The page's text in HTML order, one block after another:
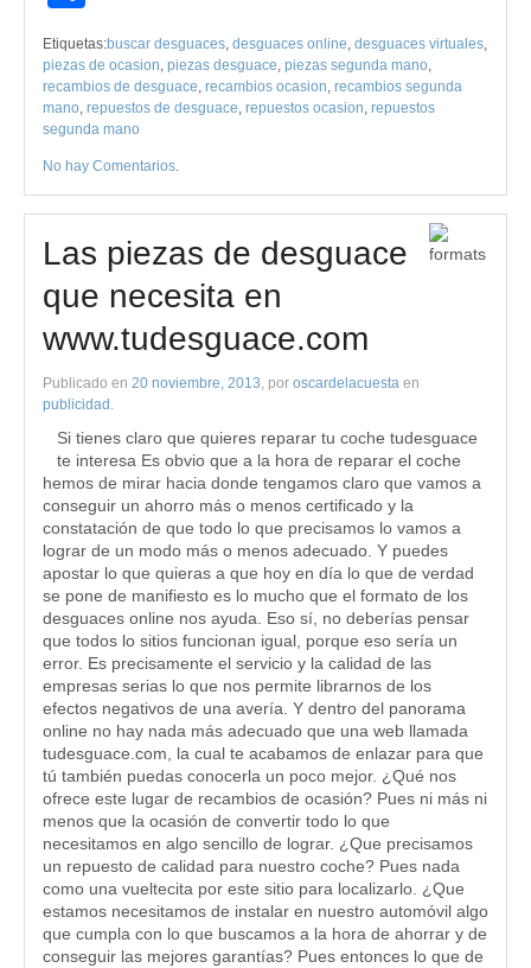
Etiquetas:buscar desguaces, desguaces online, desguaces virtuales,
piezas de ocasion, piezas desguace, piezas segunda mano,
recambios de desguace, recambios ocasion, recambios segunda
mano, repuestos de desguace, repuestos ocasion, repuestos
segunda mano
No hay Comentarios.
Las piezas de desguace
que necesita en
www.tudesguace.com
Publicado en 20 noviembre, 2013, por oscardelacuesta en
publicidad .
Si tienes claro que quieres reparar tu coche tudesguace
te interesa Es obvio que a la hora de reparar el coche
hemos de mirar hacia donde tengamos claro que vamos a
conseguir un ahorro más o menos certificado y la
constatación de que todo lo que precisamos lo vamos a
lograr de un modo más o menos adecuado. Y puedes
apostar lo que quieras a que hoy en día lo que de verdad
se pone de manifiesto es lo mucho que el formato de los
desguaces online nos ayuda. Eso sí, no deberías pensar
que todos lo sitios funcionan igual, porque eso sería un
error. Es precisamente el servicio y la calidad de las
empresas serias lo que nos permite librarnos de los
efectos negativos de una avería. Y dentro del panorama
online no hay nada más adecuado que una web llamada
tudesguace.com, la cual te acabamos de enlazar para que
tú también puedas conocerla un poco mejor. ¿Qué nos
ofrece este lugar de recambios de ocasión? Pues ni más ni
menos que la ocasión de convertir todo lo que
necesitamos en algo sencillo de lograr. ¿Que precisamos
un repuesto de calidad para nuestro coche? Pues nada
como una vueltecita por este sitio para localizarlo. ¿Que
estamos necesitamos de instalar en nuestro automóvil algo
que cumpla con lo que buscamos a la hora de ahorrar y de
conseguir las mejores garantías? Pues entonces lo que de